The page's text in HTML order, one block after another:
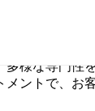
多様な専門性
ントで、お